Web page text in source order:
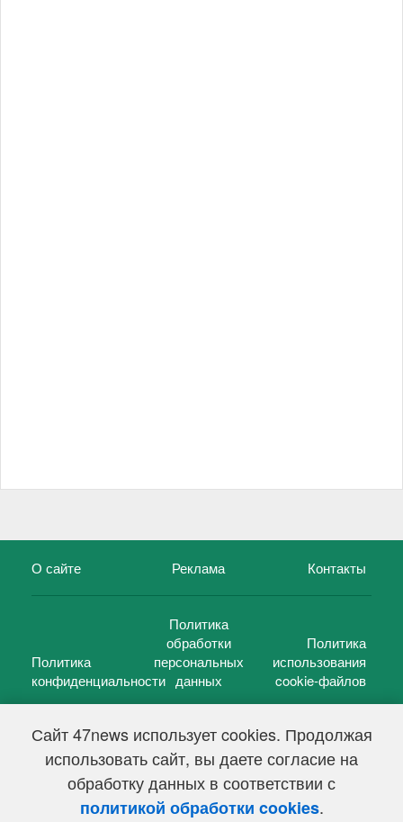
Сайт 47news использует cookies. Продолжая
использовать сайт, вы даете согласие на
обработку данных в соответствии с
политикой обработки cookies.
О сайте Реклама Контакты
Политика
конфиденциальности
Политика
обработки
персональных
данных
Политика
использования
cookie-файлов
47 новостей (47 news)2005 — 2026 г.
Свидетельство о регистрации СМИ Эл № ФС 77-39848, выдано
Федеральной службой по надзору в сфере связи,
информационных технологий и массовых коммуникаций